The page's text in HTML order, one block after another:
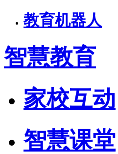
教育机器人
智慧教育
家校互动
智慧课堂